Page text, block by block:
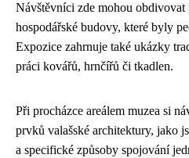
Návštěvníci zde mohou obdivovat
hospodářské budovy, které byly
Expozice zahrnuje také ukázky
práci kovářů, hrnčířů či tkadlen.
Při procházce areálem muzea si
prvků valašské architektury, jako
a specifické způsoby spojování